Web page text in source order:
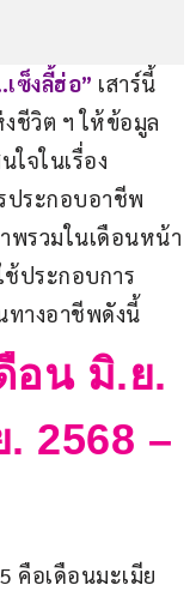
ซ็งลี้ฮ่อ” เสาร์นี้
ชีวิต ฯ ให้ข้อมูล
ใจในเรื่อง
ประกอบอาชีพ
พรวมในเดือนหน้า
ช้ประกอบการ
ทางอาชีพดังนี้
อน มิ.ย.
2568 –
คือเดือนมะเมีย